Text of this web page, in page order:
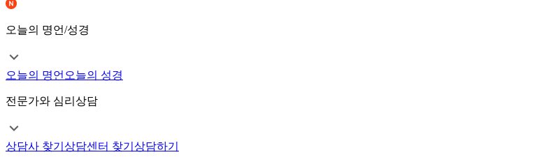
오늘의 명언/성경
오늘의 명언 오늘의 성경
전문가와 심리상담
상담사 찾기 상담센터 찾기 상담하기